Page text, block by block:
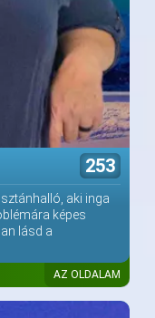
253
aki inga
képes
lásd a
AZ OLDALAM